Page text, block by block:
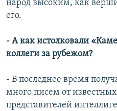
народ высоким, как
его.
- А как истолковали
коллеги за рубежом?
- В последнее время
много писем от
представителей